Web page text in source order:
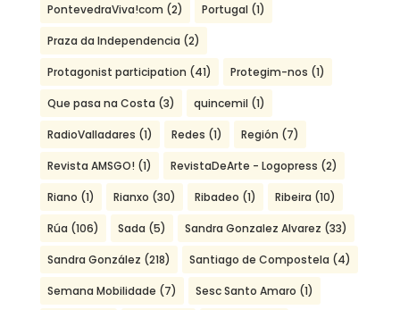
PontevedraViva!com (2) Portugal (1)
Praza da Independencia (2)
Protagonist participation (41) Protegim-nos (1)
Que pasa na Costa (3) quincemil (1)
RadioValladares (1) Redes (1) Región (7)
Revista AMSGO! (1) RevistaDeArte - Logopress (2)
Riano (1) Rianxo (30) Ribadeo (1) Ribeira (10)
Rúa (106) Sada (5) Sandra Gonzalez Alvarez (33)
Sandra González (218) Santiago de Compostela (4)
Semana Mobilidade (7) Sesc Santo Amaro (1)